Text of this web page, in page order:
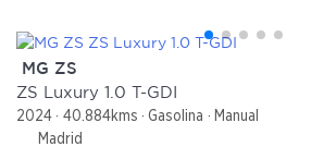
MG ZS
ZS Luxury 1.0 T-GDI
2024 40.884kms Gasolina
Manual
Madrid